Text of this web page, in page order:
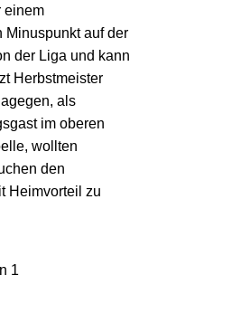
einem
Minuspunkt auf der
der Liga und kann
Herbstmeister
als
im oberen
wollten
den
Heimvorteil zu
1